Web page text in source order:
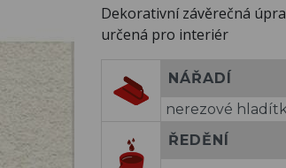
Dekorativní závěrečná
určená pro interiér
NÁŘADÍ
nerezové
ŘEDĚNÍ